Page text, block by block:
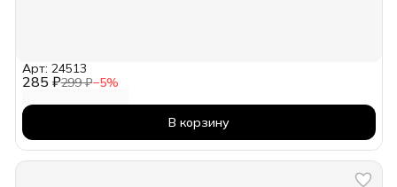
285 ₽299 ₽−5%
Арт: 24513
В корзину